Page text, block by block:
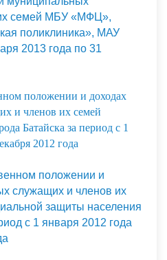
семей МБУ «МФЦ»,
поликлиника», МАУ
2013 года по 31
положении и доходах
и членов их семей
Батайска за период с 1
2012 года
положении и
служащих и членов их
защиты населения
с 1 января 2012 года